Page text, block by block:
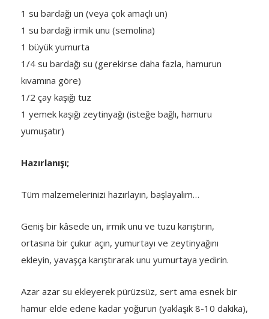
1 su bardağı un (veya çok amaçlı un)
1 su bardağı irmik unu (semolina)
1 büyük yumurta
1/4 su bardağı su (gerekirse daha fazla, hamurun
kıvamına göre)
1/2 çay kaşığı tuz
1 yemek kaşığı zeytinyağı (isteğe bağlı, hamuru
yumuşatır)
Hazırlanışı;
Tüm malzemelerinizi hazırlayın, başlayalım…
Geniş bir kâsede un, irmik unu ve tuzu karıştırın,
ortasına bir çukur açın, yumurtayı ve zeytinyağını
ekleyin, yavaşça karıştırarak unu yumurtaya yedirin.
Azar azar su ekleyerek pürüzsüz, sert ama esnek bir
hamur elde edene kadar yoğurun (yaklaşık 8-10 dakika),